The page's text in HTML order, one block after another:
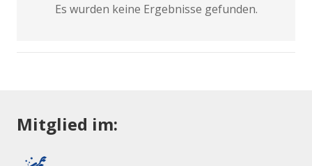
Es wurden keine Ergebnisse gefunden.
Mitglied im: